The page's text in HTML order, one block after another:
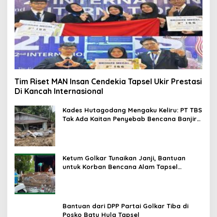
Tim Riset MAN Insan Cendekia Tapsel Ukir Prestasi
Di Kancah Internasional
Kades Hutagodang Mengaku Keliru: PT TBS
Tak Ada Kaitan Penyebab Bencana Banjir
Ketum Golkar Tunaikan Janji, Bantuan
untuk Korban Bencana Alam Tapsel
Bantuan dari DPP Partai Golkar Tiba di
Posko Batu Hula Tapsel